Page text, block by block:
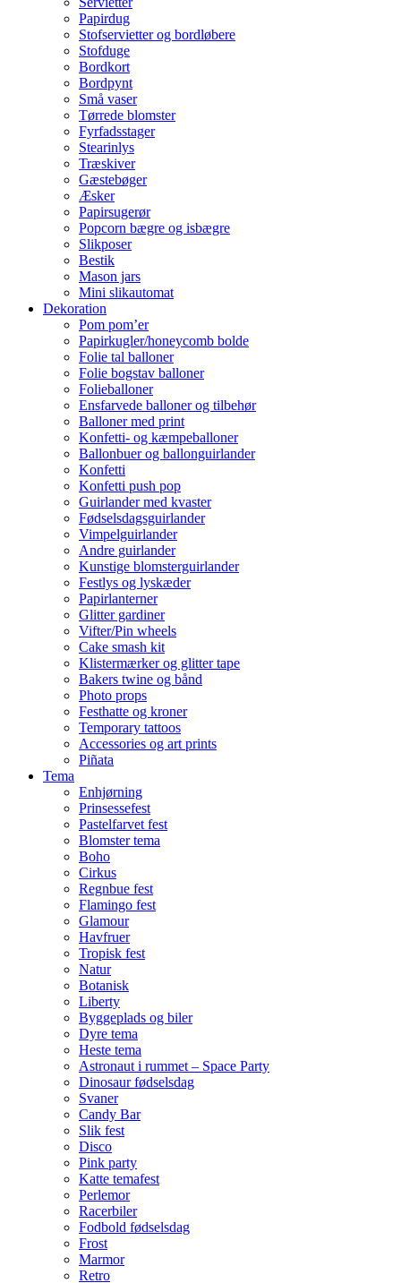
Papirdug
Stofservietter og bordløbere
Stofduge
Bordkort
Bordpynt
Små vaser
Tørrede blomster
Fyrfadsstager
Stearinlys
Træskiver
Gæstebøger
Æsker
Papirsugerør
Popcorn bægre og isbægre
Slikposer
Bestik
Mason jars
Mini slikautomat
Dekoration
Pom pom’er
Papirkugler/honeycomb bolde
Folie tal balloner
Folie bogstav balloner
Folieballoner
Ensfarvede balloner og tilbehør
Balloner med print
Konfetti- og kæmpeballoner
Ballonbuer og ballonguirlander
Konfetti
Konfetti push pop
Guirlander med kvaster
Fødselsdagsguirlander
Vimpelguirlander
Andre guirlander
Kunstige blomsterguirlander
Festlys og lyskæder
Papirlanterner
Glitter gardiner
Vifter/Pin wheels
Cake smash kit
Klistermærker og glitter tape
Bakers twine og bånd
Photo props
Festhatte og kroner
Temporary tattoos
Accessories og art prints
Piñata
Tema
Enhjørning
Prinsessefest
Pastelfarvet fest
Blomster tema
Boho
Cirkus
Regnbue fest
Flamingo fest
Glamour
Havfruer
Tropisk fest
Natur
Botanisk
Liberty
Byggeplads og biler
Dyre tema
Heste tema
Astronaut i rummet – Space Party
Dinosaur fødselsdag
Svaner
Candy Bar
Slik fest
Disco
Pink party
Katte temafest
Perlemor
Racerbiler
Fodbold fødselsdag
Frost
Marmor
Retro